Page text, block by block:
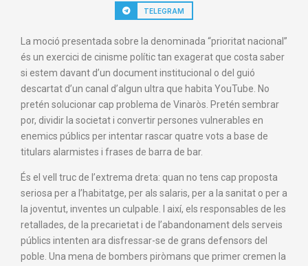
TELEGRAM
La moció presentada sobre la denominada “prioritat nacional”
és un exercici de cinisme polític tan exagerat que costa saber
si estem davant d’un document institucional o del guió
descartat d’un canal d’algun ultra que habita YouTube. No
pretén solucionar cap problema de Vinaròs. Pretén sembrar
por, dividir la societat i convertir persones vulnerables en
enemics públics per intentar rascar quatre vots a base de
titulars alarmistes i frases de barra de bar.
És el vell truc de l’extrema dreta: quan no tens cap proposta
seriosa per a l’habitatge, per als salaris, per a la sanitat o per a
la joventut, inventes un culpable. I així, els responsables de les
retallades, de la precarietat i de l’abandonament dels serveis
públics intenten ara disfressar-se de grans defensors del
poble. Una mena de bombers piròmans que primer cremen la